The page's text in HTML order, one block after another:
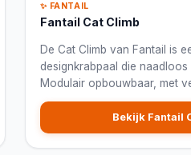
✨ FANTAIL
Fantail Cat Climb
De Cat Climb van Fantail is
designkrabpaal die
Modulair opbouwbaar, met
sisalelementen en een
voor katten én hunBekijk Fantail